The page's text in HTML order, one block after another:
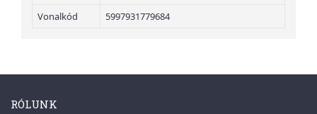
Vonalkód
5997931779684
RÓLUNK